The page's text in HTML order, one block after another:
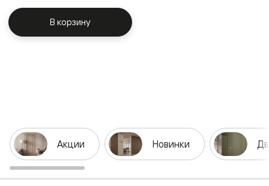
В корзину
Акции Новинки